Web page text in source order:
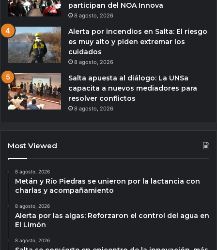
participan del NOA Innova
8 agosto, 2026
Alerta por incendios en Salta: El riesgo
es muy alto y piden extremar los
cuidados
8 agosto, 2026
Salta apuesta al diálogo: La UNSa
capacita a nuevos mediadores para
resolver conflictos
8 agosto, 2026
Most Viewed
8 agosto, 2026
Metán y Río Piedras se unieron por la lactancia con
charlas y acompañamiento
8 agosto, 2026
Alerta por las algas: Reforzaron el control del agua en
El Limón
8 agosto, 2026